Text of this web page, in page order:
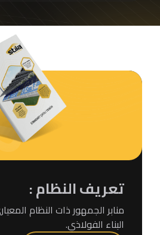
تعريف النظام :
منابر الجمهور ذات النظام
البناء الفولاذي.